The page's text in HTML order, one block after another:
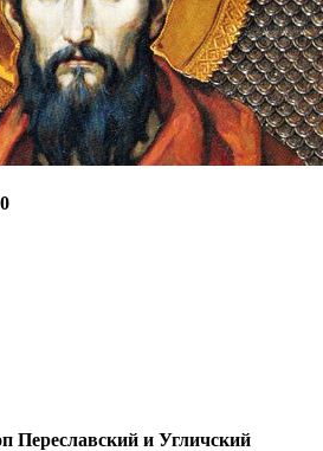
Переславский и Угличский